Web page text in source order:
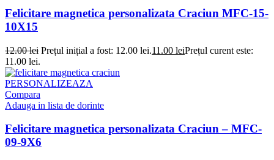
Felicitare magnetica personalizata Craciun MFC-15-
10X15
12.00lei Prețul inițial a fost: 12.00 lei.11.00 leiPrețul curent este:
11.00 lei.
PERSONALIZEAZA
Compara
Adauga in lista de dorinte
Felicitare magnetica personalizata Craciun – MFC-
09-9X6